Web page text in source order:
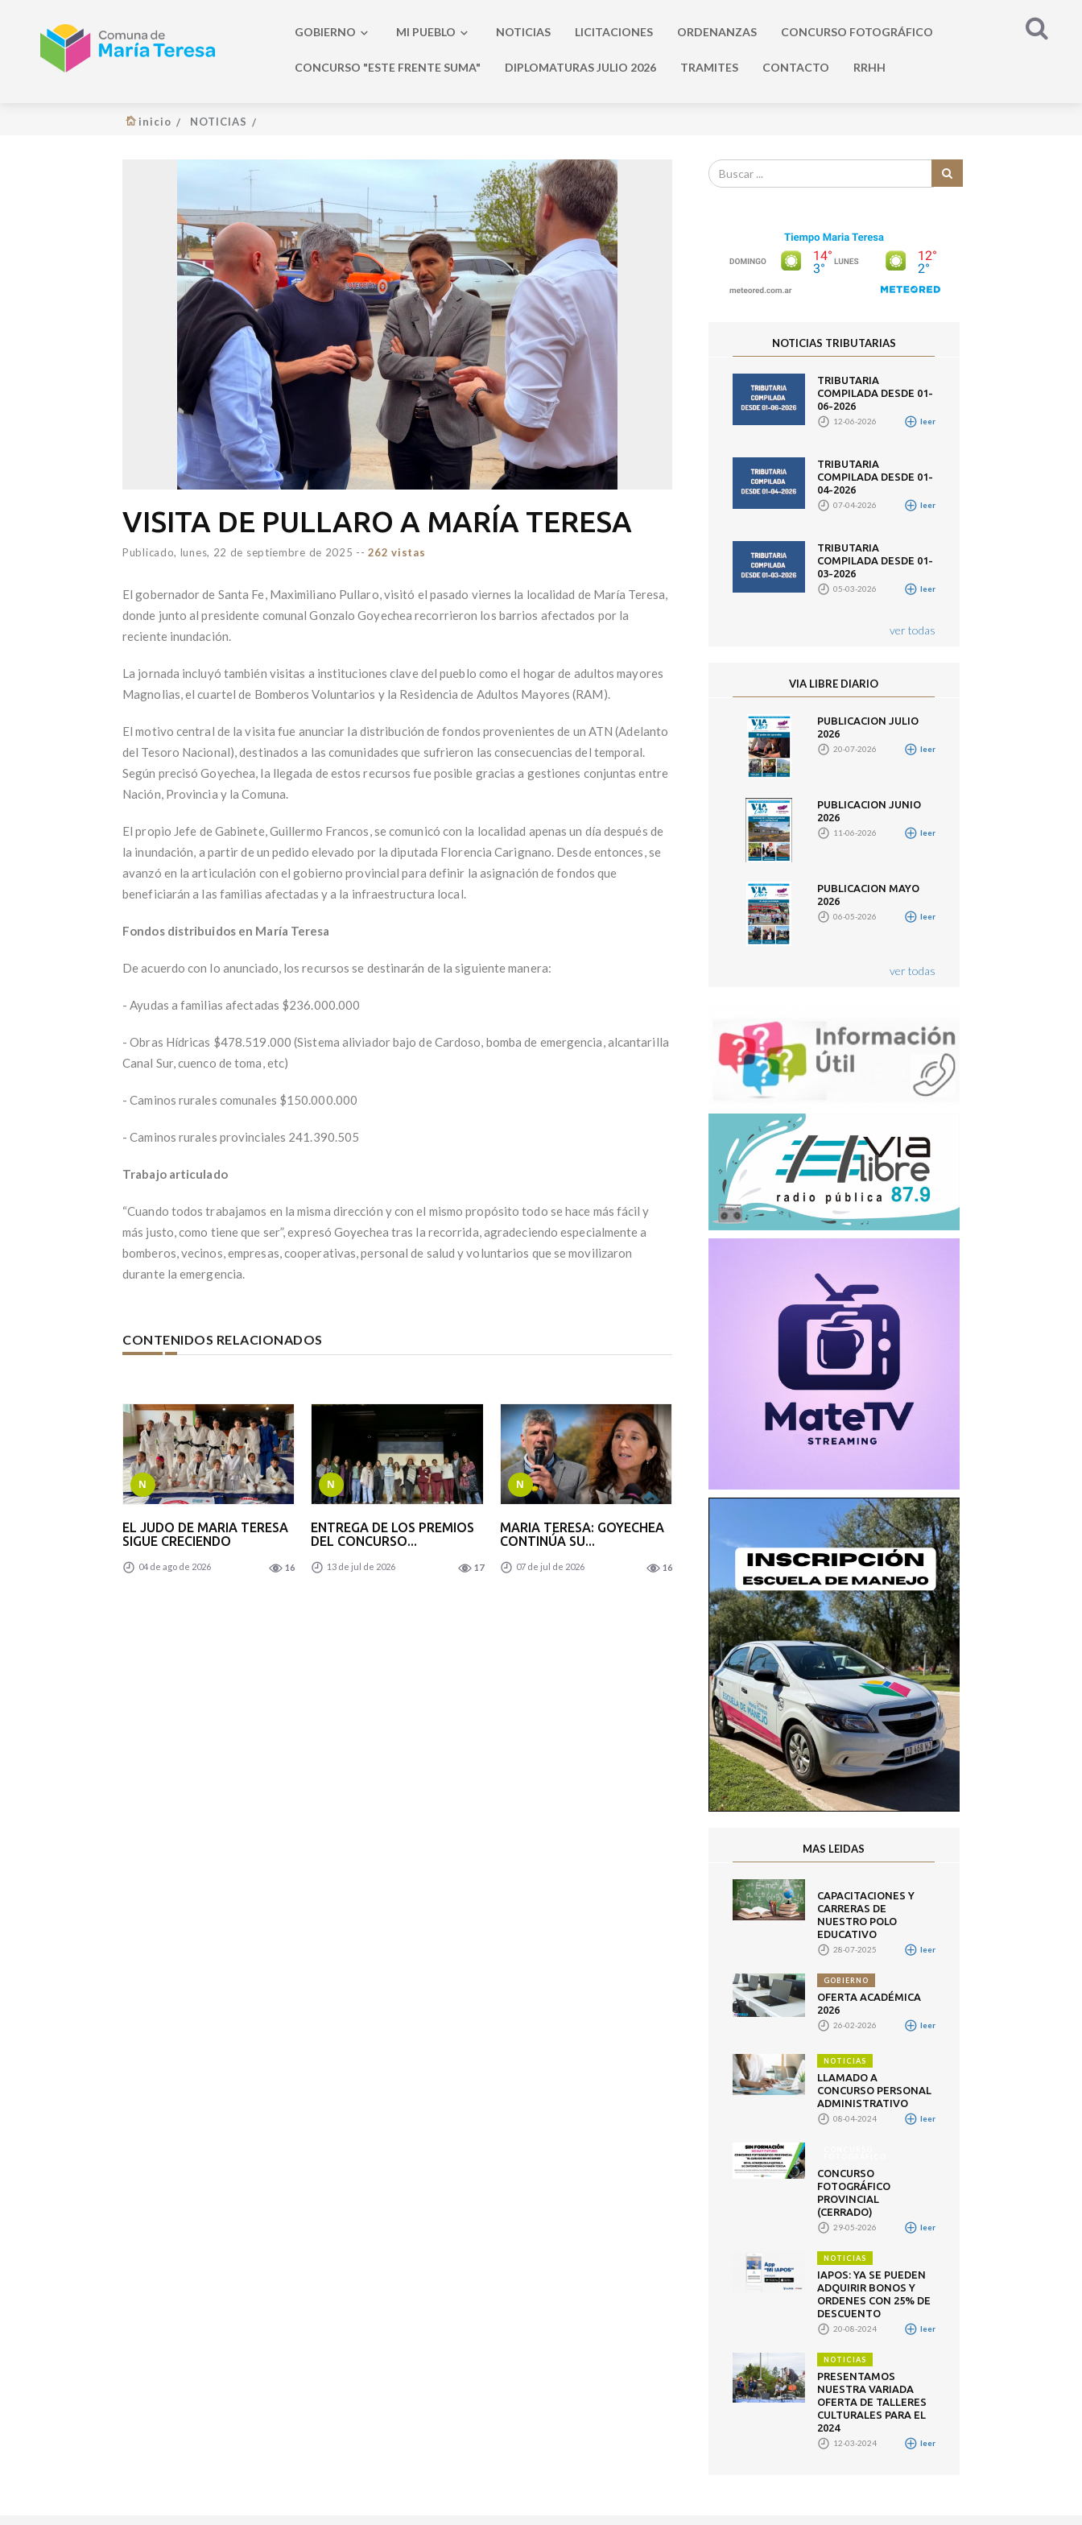
GOBIERNO MI PUEBLO NOTICIAS LICITACIONES ORDENANZAS CONCURSO FOTOGRÁFICO
CONCURSO "ESTE FRENTE SUMA" DIPLOMATURAS JULIO 2026 TRAMITES CONTACTO RRHH
inicio NOTICIAS
VISITA DE PULLARO A MARÍA TERESA
Publicado, lunes, 22 de septiembre de 2025 -- 262 vistas
El gobernador de Santa Fe, Maximiliano Pullaro, visitó el pasado viernes la localidad de María Teresa,
donde junto al presidente comunal Gonzalo Goyechea recorrieron los barrios afectados por la
reciente inundación.
La jornada incluyó también visitas a instituciones clave del pueblo como el hogar de adultos mayores
Magnolias, el cuartel de Bomberos Voluntarios y la Residencia de Adultos Mayores (RAM).
El motivo central de la visita fue anunciar la distribución de fondos provenientes de un ATN (Adelanto
del Tesoro Nacional), destinados a las comunidades que sufrieron las consecuencias del temporal.
Según precisó Goyechea, la llegada de estos recursos fue posible gracias a gestiones conjuntas entre
Nación, Provincia y la Comuna.
El propio Jefe de Gabinete, Guillermo Francos, se comunicó con la localidad apenas un día después de
la inundación, a partir de un pedido elevado por la diputada Florencia Carignano. Desde entonces, se
avanzó en la articulación con el gobierno provincial para definir la asignación de fondos que
beneficiarán a las familias afectadas y a la infraestructura local.
Fondos distribuidos en María Teresa
De acuerdo con lo anunciado, los recursos se destinarán de la siguiente manera:
- Ayudas a familias afectadas $236.000.000
- Obras Hídricas $478.519.000 (Sistema aliviador bajo de Cardoso, bomba de emergencia, alcantarilla
Canal Sur, cuenco de toma, etc)
- Caminos rurales comunales $150.000.000
- Caminos rurales provinciales 241.390.505
Trabajo articulado
“Cuando todos trabajamos en la misma dirección y con el mismo propósito todo se hace más fácil y
más justo, como tiene que ser”, expresó Goyechea tras la recorrida, agradeciendo especialmente a
bomberos, vecinos, empresas, cooperativas, personal de salud y voluntarios que se movilizaron
durante la emergencia.
CONTENIDOS RELACIONADOS
N
EL JUDO DE MARIA TERESA
SIGUE CRECIENDO
04 de ago de 2026 16
N
ENTREGA DE LOS PREMIOS
DEL CONCURSO...
13 de jul de 2026 17
N
MARIA TERESA: GOYECHEA
CONTINÚA SU...
07 de jul de 2026 16
NOTICIAS TRIBUTARIAS
TRIBUTARIA
COMPILADA DESDE 01-
06-2026
12-06-2026 leer
TRIBUTARIA
COMPILADA DESDE 01-
04-2026
07-04-2026 leer
TRIBUTARIA
COMPILADA DESDE 01-
03-2026
05-03-2026 leer
ver todas
VIA LIBRE DIARIO
PUBLICACION JULIO
2026
20-07-2026 leer
PUBLICACION JUNIO
2026
11-06-2026 leer
PUBLICACION MAYO
2026
06-05-2026 leer
ver todas
MAS LEIDAS
CAPACITACIONES Y
CARRERAS DE
NUESTRO POLO
EDUCATIVO
28-07-2025 leer
GOBIERNO
OFERTA ACADÉMICA
2026
26-02-2026 leer
NOTICIAS
LLAMADO A
CONCURSO PERSONAL
ADMINISTRATIVO
08-04-2024 leer
CONCURSO
FOTOGRÁFICO
PROVINCIAL
(CERRADO)
29-05-2026 leer
NOTICIAS
IAPOS: YA SE PUEDEN
ADQUIRIR BONOS Y
ORDENES CON 25% DE
DESCUENTO
20-08-2024 leer
NOTICIAS
PRESENTAMOS
NUESTRA VARIADA
OFERTA DE TALLERES
CULTURALES PARA EL
2024
12-03-2024 leer